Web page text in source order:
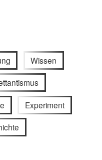
Wissen
Experiment